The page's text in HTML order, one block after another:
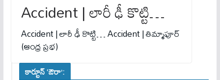
Accident | లారీ ఢీ కొట్టి…
Accident | లారీ ఢీ కొట్టి… Accident | తిమ్మాపూర్
(ఆంధ్ర ప్రభ)
కార్టూన్ ‘ఔరా’: